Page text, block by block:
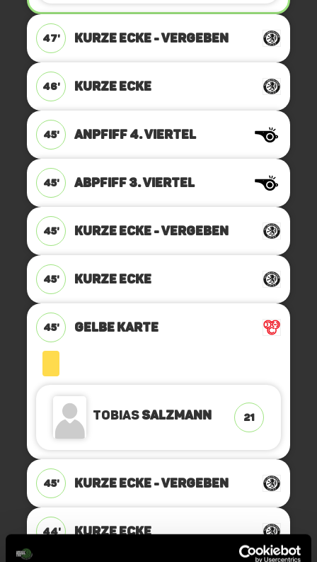
47' KURZE ECKE - VERGEBEN
46' KURZE ECKE
45' ANPFIFF 4. Viertel
45' ABPFIFF 3. Viertel
45' KURZE ECKE - VERGEBEN
45' KURZE ECKE
45' GELBE KARTE
TobiasSalzmann 21
45' KURZE ECKE - VERGEBEN
44' KURZE ECKE